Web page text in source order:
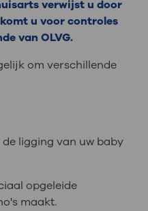
verwijst u door
u voor controles
van OLVG.
om verschillende
de ligging van uw baby
opgeleide
maakt.